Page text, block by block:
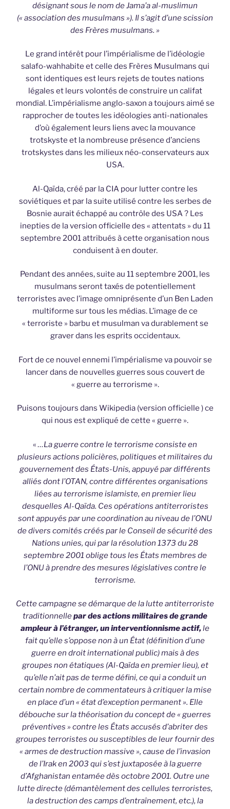
désignant sous le nom de Jama’a al-muslimun
(« association des musulmans »). Il s’agit d’une scission
des Frères musulmans. »
Le grand intérêt pour l’impérialisme de l’idéologie
salafo-wahhabite et celle des Frères Musulmans qui
sont identiques est leurs rejets de toutes nations
légales et leurs volontés de construire un califat
mondial. L’impérialisme anglo-saxon a toujours aimé se
rapprocher de toutes les idéologies anti-nationales
d’où également leurs liens avec la mouvance
trotskyste et la nombreuse présence d’anciens
trotskystes dans les milieux néo-conservateurs aux
USA.
Al-Qaïda, créé par la CIA pour lutter contre les
soviétiques et par la suite utilisé contre les serbes de
Bosnie aurait échappé au contrôle des USA ? Les
inepties de la version officielle des « attentats » du 11
septembre 2001 attribués à cette organisation nous
conduisent à en douter.
Pendant des années, suite au 11 septembre 2001, les
musulmans seront taxés de potentiellement
terroristes avec l’image omniprésente d’un Ben Laden
multiforme sur tous les médias. L’image de ce
« terroriste » barbu et musulman va durablement se
graver dans les esprits occidentaux.
Fort de ce nouvel ennemi l’impérialisme va pouvoir se
lancer dans de nouvelles guerres sous couvert de
« guerre au terrorisme ».
Puisons toujours dans Wikipedia (version officielle ) ce
qui nous est expliqué de cette « guerre ».
« …La guerre contre le terrorisme consiste en
plusieurs actions policières, politiques et militaires du
gouvernement des États-Unis, appuyé par différents
alliés dont l’OTAN, contre différentes organisations
liées au terrorisme islamiste, en premier lieu
desquelles Al-Qaïda. Ces opérations antiterroristes
sont appuyés par une coordination au niveau de l’ONU
de divers comités créés par le Conseil de sécurité des
Nations unies, qui par la résolution 1373 du 28
septembre 2001 oblige tous les États membres de
l’ONU à prendre des mesures législatives contre le
terrorisme.
Cette campagne se démarque de la lutte antiterroriste
traditionnellepar des actions militaires de grande
ampleur à l’étranger, un interventionnisme actif,le
fait qu’elle s’oppose non à un État (définition d’une
guerre en droit international public) mais à des
groupes non étatiques (Al-Qaïda en premier lieu), et
qu’elle n’ait pas de terme défini, ce qui a conduit un
certain nombre de commentateurs à critiquer la mise
en place d’un « état d’exception permanent ». Elle
débouche sur la théorisation du concept de « guerres
préventives » contre les États accusés d’abriter des
groupes terroristes ou susceptibles de leur fournir des
« armes de destruction massive », cause de l’invasion
de l’Irak en 2003 qui s’est juxtaposée à la guerre
d’Afghanistan entamée dès octobre 2001. Outre une
lutte directe (démantèlement des cellules terroristes,
la destruction des camps d’entraînement, etc.), la